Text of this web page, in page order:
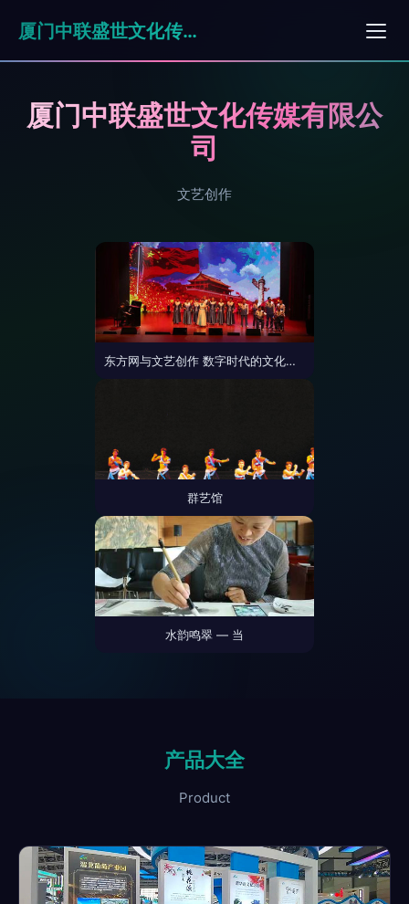
厦门中联盛世文化传媒有限公司
厦门中联盛世文化传媒有限公
司
文艺创作
东方网与文艺创作 数字时代的文化新篇章
群艺馆
水韵鸣翠 — 当
产品大全
Product